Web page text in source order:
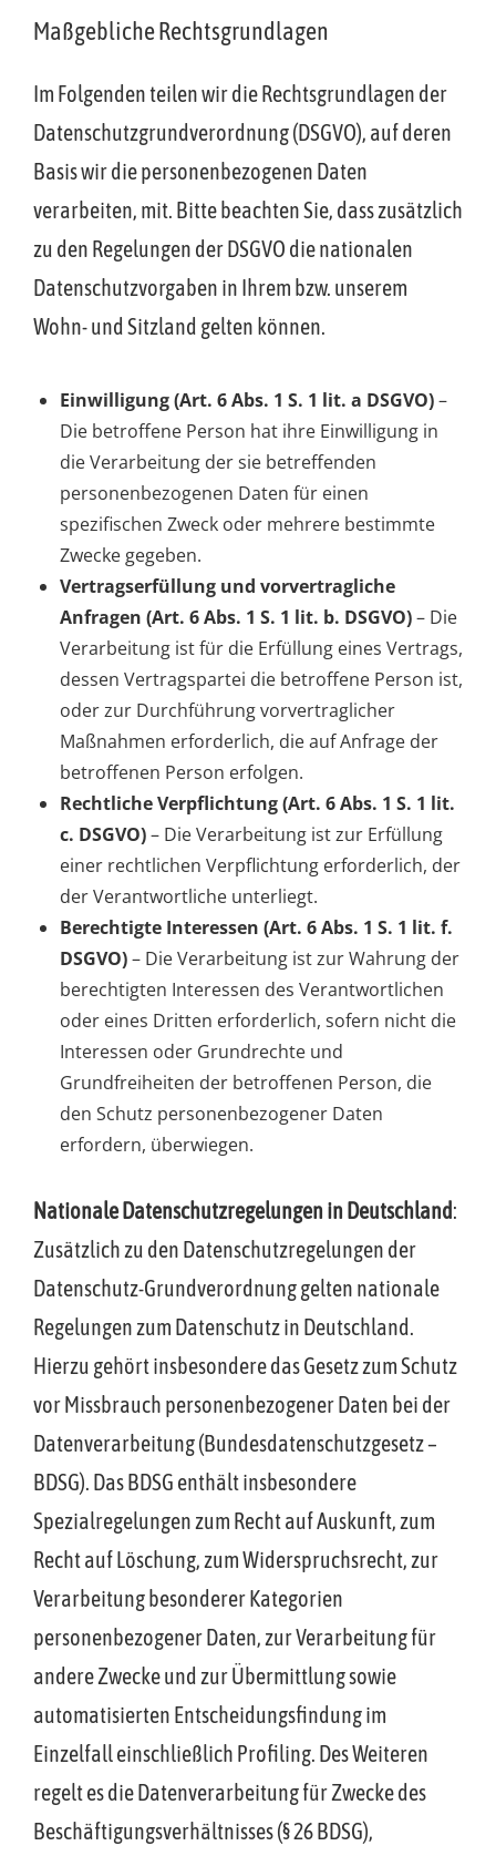
Maßgebliche Rechtsgrundlagen
Im Folgenden teilen wir die Rechtsgrundlagen der
Datenschutzgrundverordnung (DSGVO), auf deren
Basis wir die personenbezogenen Daten
verarbeiten, mit. Bitte beachten Sie, dass zusätzlich
zu den Regelungen der DSGVO die nationalen
Datenschutzvorgaben in Ihrem bzw. unserem
Wohn- und Sitzland gelten können.
Einwilligung (Art. 6 Abs. 1 S. 1 lit. a DSGVO)–
Die betroffene Person hat ihre Einwilligung in
die Verarbeitung der sie betreffenden
personenbezogenen Daten für einen
spezifischen Zweck oder mehrere bestimmte
Zwecke gegeben.
Vertragserfüllung und vorvertragliche
Anfragen (Art. 6 Abs. 1 S. 1 lit. b. DSGVO)– Die
Verarbeitung ist für die Erfüllung eines Vertrags,
dessen Vertragspartei die betroffene Person ist,
oder zur Durchführung vorvertraglicher
Maßnahmen erforderlich, die auf Anfrage der
betroffenen Person erfolgen.
Rechtliche Verpflichtung (Art. 6 Abs. 1 S. 1 lit.
c. DSGVO)– Die Verarbeitung ist zur Erfüllung
einer rechtlichen Verpflichtung erforderlich, der
der Verantwortliche unterliegt.
Berechtigte Interessen (Art. 6 Abs. 1 S. 1 lit. f.
DSGVO)– Die Verarbeitung ist zur Wahrung der
berechtigten Interessen des Verantwortlichen
oder eines Dritten erforderlich, sofern nicht die
Interessen oder Grundrechte und
Grundfreiheiten der betroffenen Person, die
den Schutz personenbezogener Daten
erfordern, überwiegen.
Nationale Datenschutzregelungen in Deutschland:
Zusätzlich zu den Datenschutzregelungen der
Datenschutz-Grundverordnung gelten nationale
Regelungen zum Datenschutz in Deutschland.
Hierzu gehört insbesondere das Gesetz zum Schutz
vor Missbrauch personenbezogener Daten bei der
Datenverarbeitung (Bundesdatenschutzgesetz –
BDSG). Das BDSG enthält insbesondere
Spezialregelungen zum Recht auf Auskunft, zum
Recht auf Löschung, zum Widerspruchsrecht, zur
Verarbeitung besonderer Kategorien
personenbezogener Daten, zur Verarbeitung für
andere Zwecke und zur Übermittlung sowie
automatisierten Entscheidungsfindung im
Einzelfall einschließlich Profiling. Des Weiteren
regelt es die Datenverarbeitung für Zwecke des
Beschäftigungsverhältnisses (§ 26 BDSG),